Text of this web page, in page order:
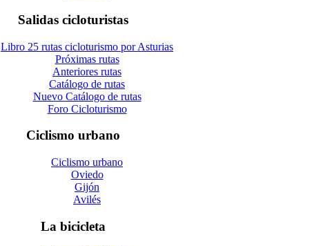
Salidas cicloturistas
Libro 25 rutas cicloturismo por Asturias
Próximas rutas
Anteriores rutas
Catálogo de rutas
Nuevo Catálogo de rutas
Foro Cicloturismo
Ciclismo urbano
Ciclismo urbano
Oviedo
Gijón
Avilés
La bicicleta